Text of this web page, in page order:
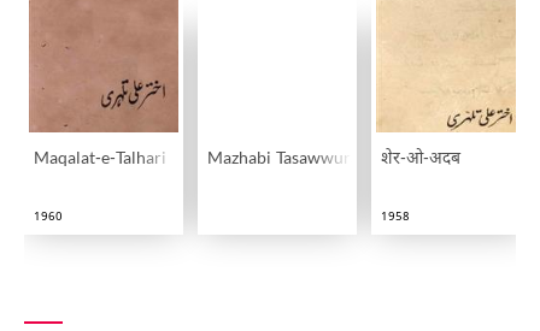
Maqalat-e-Talhari
1960
Mazhabi Tasawwurat शेर-ओ-अदब
1958